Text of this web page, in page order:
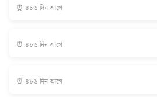
⏰ ৪৮৬ দিন আগে
⏰ ৪৮৬ দিন আগে
⏰ ৪৮৬ দিন আগে